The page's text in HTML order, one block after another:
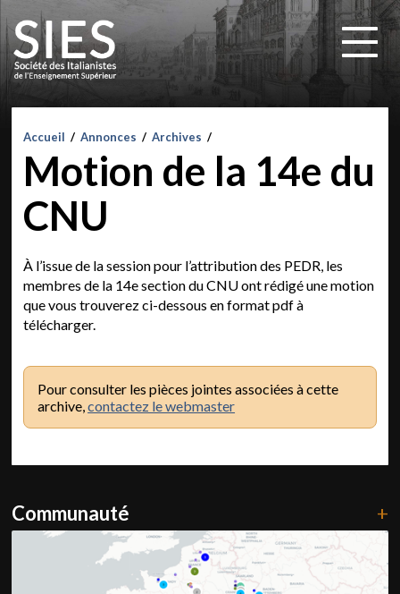
Accueil / Annonces / Archives /
Motion de la 14e du
CNU
À l’issue de la session pour l’attribution des PEDR, les
membres de la 14e section du CNU ont rédigé une motion
que vous trouverez ci-dessous en format pdf à
télécharger.
Pour consulter les pièces jointes associées à cette
archive,contactez le webmaster
Communauté +